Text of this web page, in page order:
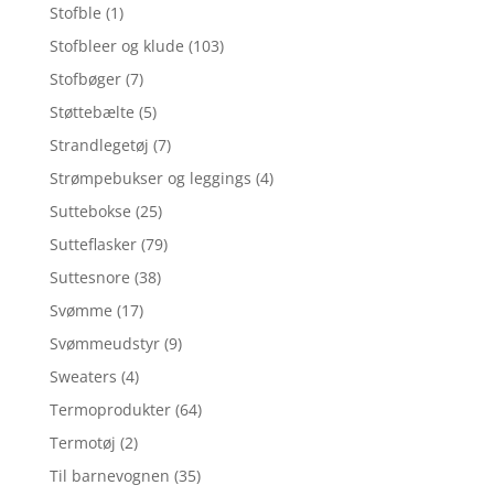
Stofble (1)
Stofbleer og klude (103)
Stofbøger (7)
Støttebælte (5)
Strandlegetøj (7)
Strømpebukser og leggings (4)
Suttebokse (25)
Sutteflasker (79)
Suttesnore (38)
Svømme (17)
Svømmeudstyr (9)
Sweaters (4)
Termoprodukter (64)
Termotøj (2)
Til barnevognen (35)